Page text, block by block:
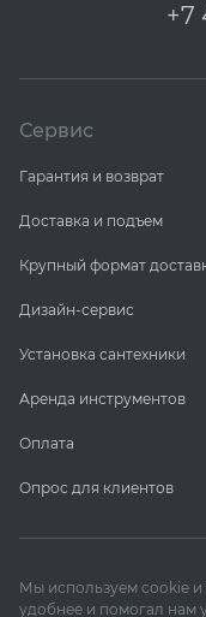
+7
Сервис
Гарантия и возврат
Доставка и подъем
Крупный формат
Дизайн-сервис
Установка сантехники
Аренда инструментов
Оплата
Опрос для клиентов
Мы используем cookie и
удобнее и помогал нам